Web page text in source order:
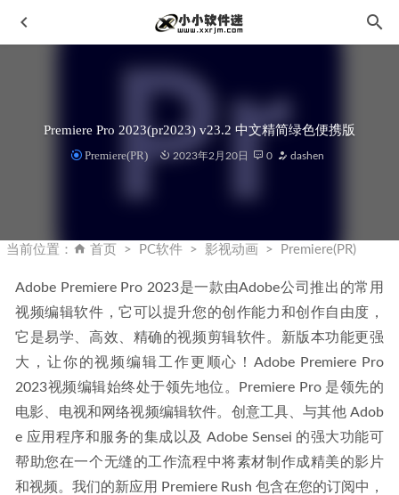
Premiere Pro 2023(pr2023) v23.2 中文精简绿色便携版
Premiere(PR) 2023年2月20日 0 dashen
当前位置： 首页 PC软件 影视动画 Premiere(PR)
Adobe Premiere Pro 2023是一款由Adobe公司推出的常用
视频编辑软件，它可以提升您的创作能力和创作自由度，
它是易学、高效、精确的视频剪辑软件。新版本功能更强
大，让你的视频编辑工作更顺心！Adobe Premiere Pro
2023视频编辑始终处于领先地位。Premiere Pro 是领先的
电影、电视和网络视频编辑软件。创意工具、与其他 Adob​​
e 应用程序和服务的集成以及 Adob​​e Sensei 的强大功能可
帮助您在一个无缝的工作流程中将素材制作成精美的影片
和视频。我们的新应用 Premiere Rush 包含在您的订阅中，
软件 2023-11-27
01
Acrobat DC Pro 2020中文破解版下载地址和安装教程 2021-
02-16
Axure RP 9.0.0.3723 for mac中文汉化破解版 2021-02-25
Google Chrome 79.0.3945.79 绿色便携版 2019-12-13